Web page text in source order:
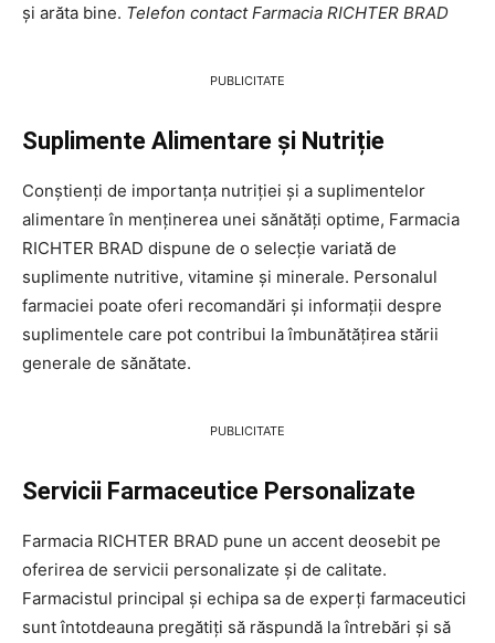
și arăta bine. Telefon contact Farmacia RICHTER BRAD
PUBLICITATE
Suplimente Alimentare și Nutriție
Conștienți de importanța nutriției și a suplimentelor
alimentare în menținerea unei sănătăți optime, Farmacia
RICHTER BRAD dispune de o selecție variată de
suplimente nutritive, vitamine și minerale. Personalul
farmaciei poate oferi recomandări și informații despre
suplimentele care pot contribui la îmbunătățirea stării
generale de sănătate.
PUBLICITATE
Servicii Farmaceutice Personalizate
Farmacia RICHTER BRAD pune un accent deosebit pe
oferirea de servicii personalizate și de calitate.
Farmacistul principal și echipa sa de experți farmaceutici
sunt întotdeauna pregătiți să răspundă la întrebări și să